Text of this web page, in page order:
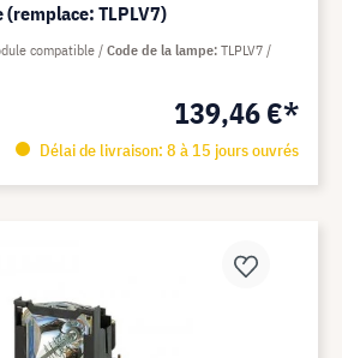
TLPLV7)
139,46 €*
Délai de livraison: 8 à 15 jours ouvrés
compatible Code de la lampe TLPLV7